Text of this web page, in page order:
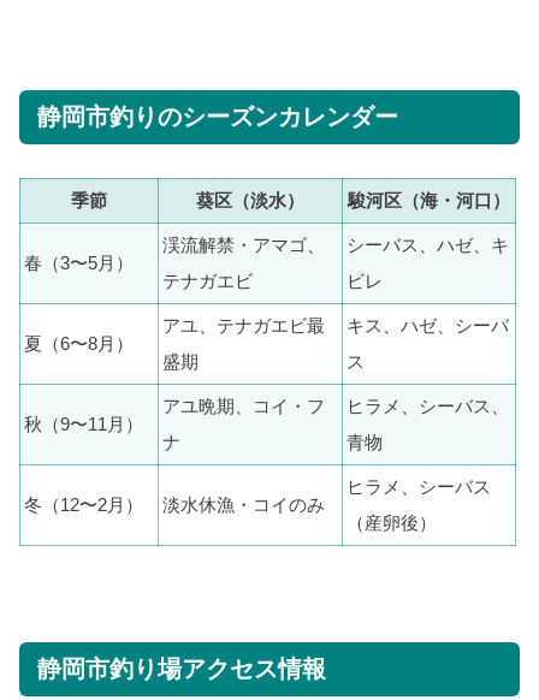
静岡市釣りのシーズンカレンダー
季節 葵区（淡水） 駿河区（海・河口）
春（3〜5月）
渓流解禁・アマゴ、
テナガエビ
シーバス、ハゼ、キ
ビレ
夏（6〜8月）
アユ、テナガエビ最
盛期
キス、ハゼ、シーバ
ス
秋（9〜11月）
アユ晩期、コイ・フ
ナ
ヒラメ、シーバス、
青物
冬（12〜2月） 淡水休漁・コイのみ
ヒラメ、シーバス
（産卵後）
静岡市釣り場アクセス情報